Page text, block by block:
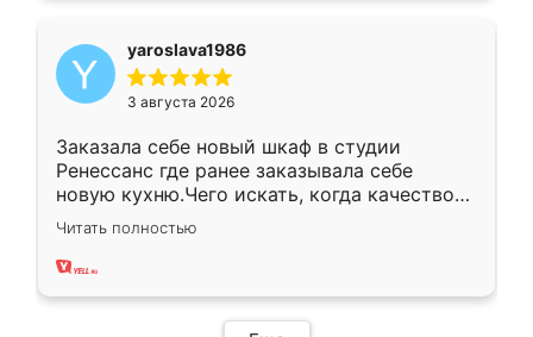
yaroslava1986
3 августа 2026
Заказала себе новый шкаф в студии
Ренессанс где ранее заказывала себе
новую кухню.Чего искать, когда качеством
вполне довольна. Служит кухня уже почти
два года, нареканий нет.
Читать полностью